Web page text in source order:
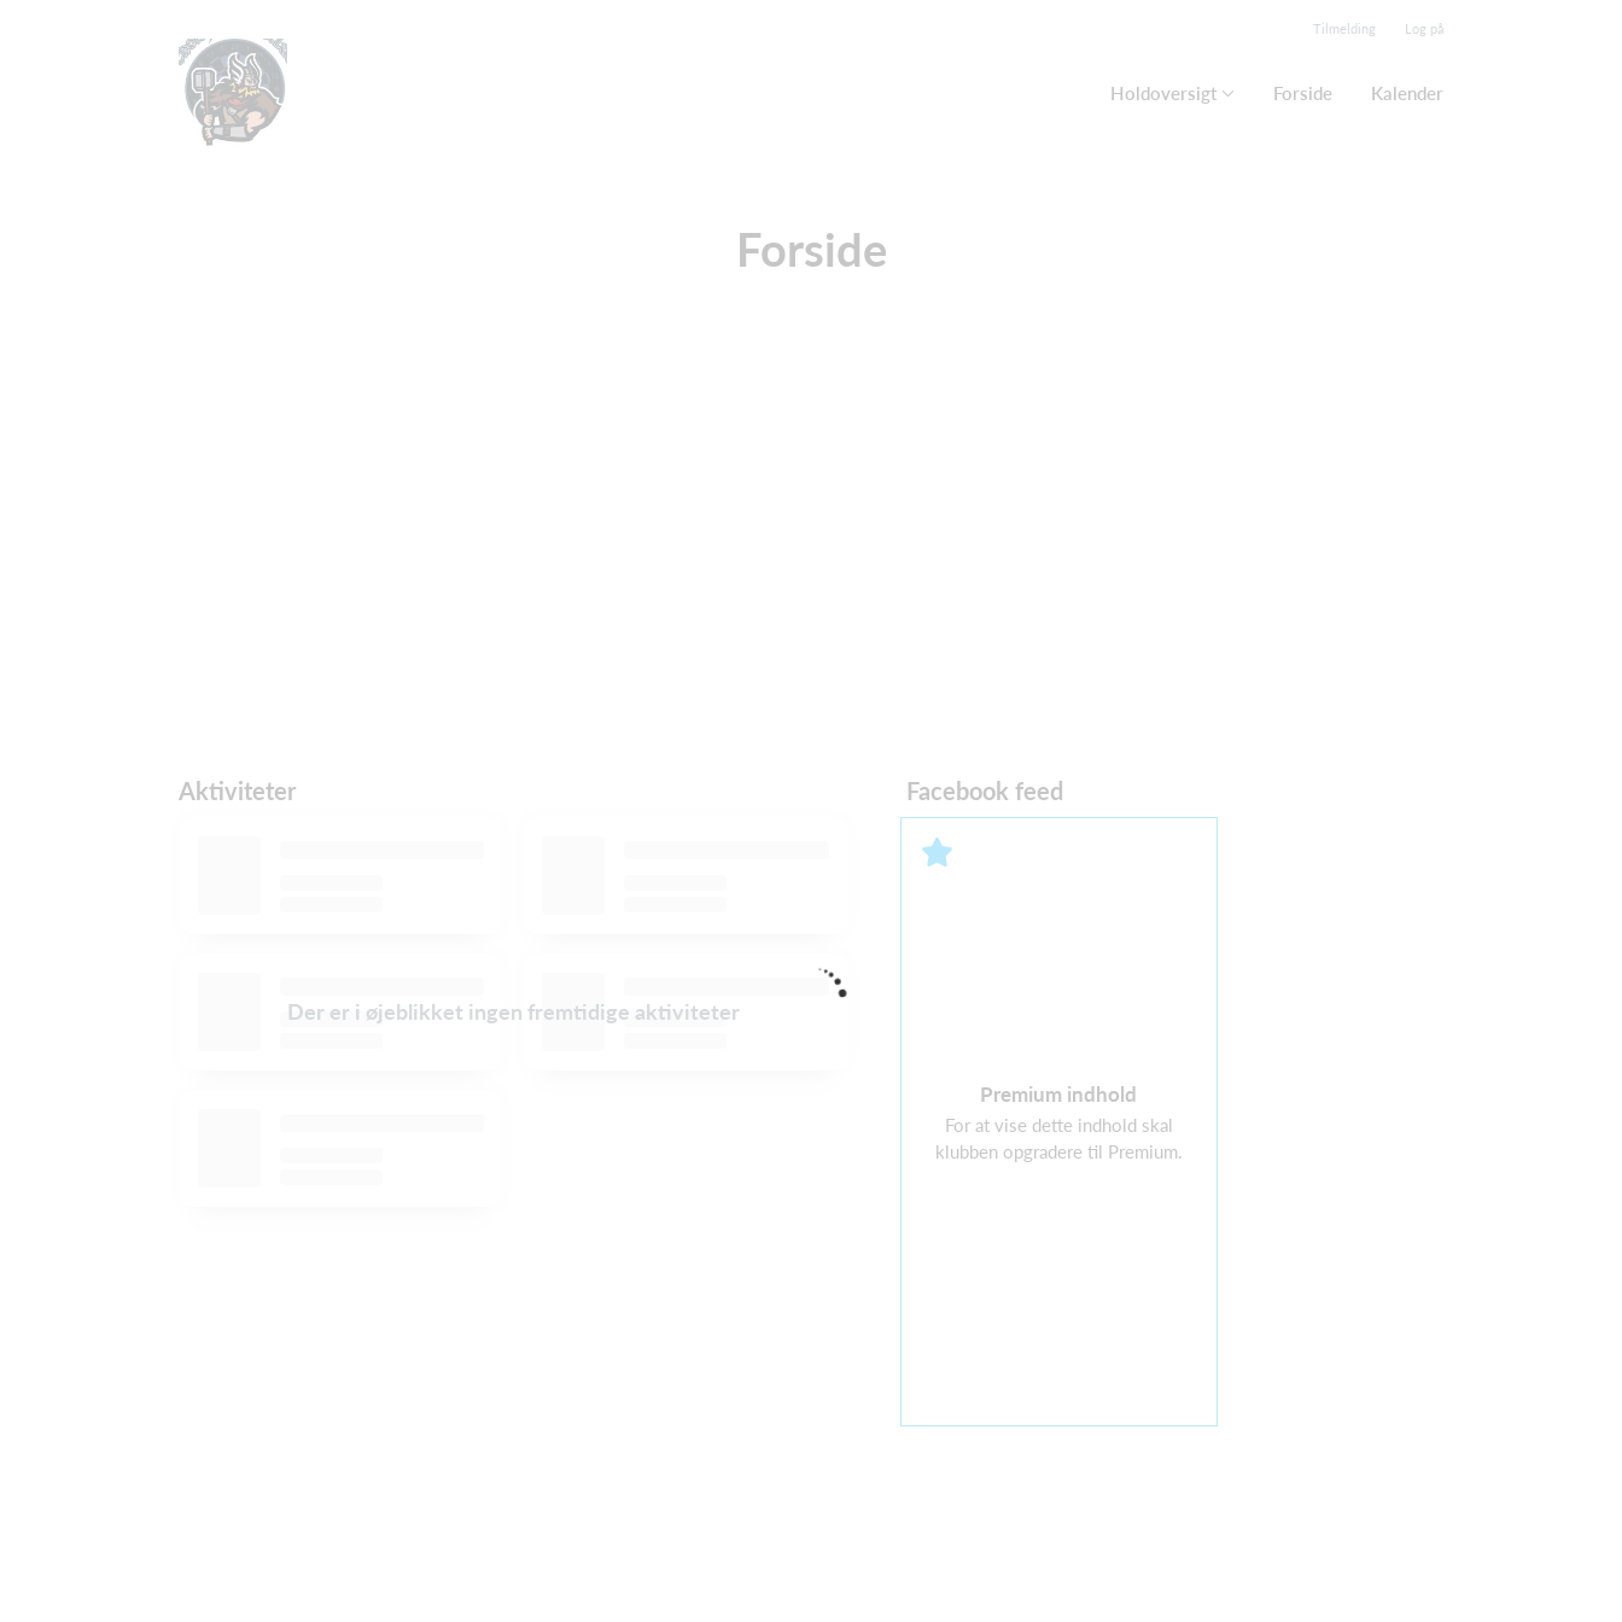
Tilmelding Log på
Holdoversigt Forside Kalender
Forside
Aktiviteter
Der er i øjeblikket ingen fremtidige aktiviteter
Facebook feed
Premium indhold
For at vise dette indhold skal
klubben opgradere til Premium.